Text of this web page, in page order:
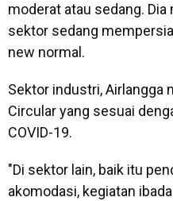
moderat atau sedang.
sektor sedang
new normal.
Sektor industri, Airlangga
Circular yang sesuai
COVID-19.
"Di sektor lain, baik itu
akomodasi, kegiatan